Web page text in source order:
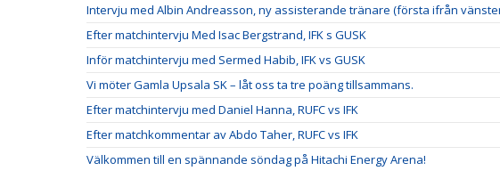
Intervju med Albin Andreasson, ny assisterande tränare (första ifrån
Efter matchintervju Med Isac Bergstrand, IFK s GUSK
Inför matchintervju med Sermed Habib, IFK vs GUSK
Vi möter Gamla Upsala SK – låt oss ta tre poäng tillsammans.
Efter matchintervju med Daniel Hanna, RUFC vs IFK
Efter matchkommentar av Abdo Taher, RUFC vs IFK
Välkommen till en spännande söndag på Hitachi Energy Arena!